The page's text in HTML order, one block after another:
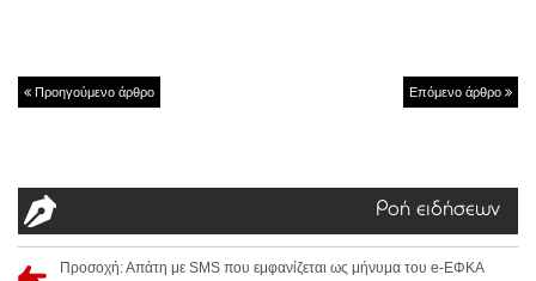
Προηγούμενο άρθρο Επόμενο άρθρο
Ροή ειδήσεων
Προσοχή: Απάτη με SMS που εμφανίζεται ως μήνυμα του e-ΕΦΚΑ